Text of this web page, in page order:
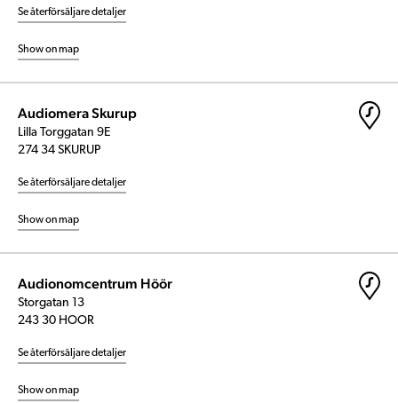
Se återförsäljare detaljer
Show on map
Audiomera Skurup
Lilla Torggatan 9E
274 34 SKURUP
Se återförsäljare detaljer
Show on map
Audionomcentrum Höör
Storgatan 13
243 30 HOOR
Se återförsäljare detaljer
Show on map